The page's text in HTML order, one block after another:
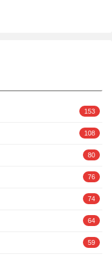
ス/アナル舐め手コキ/タマ
めいいこいいこ手コキ/射
ス/ブラ越し乳首いじり/手
シックスナイン/射精/ザー
位生ハメ/子宮を手で押さ
:128分（2時間8分）◆フ
・mp3/効果音あり・効
ルロゴあり・なし）※効果
してある状態のため、数
承ください。●クレジット
容など◆大人しい後輩が
ど母乳が出ることが特技
ックス！・耐え切れず何
乗位淫語プレイ♪・最後は
り中出し＆種付けフィニ
漫画ページ:24P＋表紙＆
グレースケール処理をした
文…26P （漫画ページ:24P
文がお楽しみいただけま
紙の文字無しデータもこ
おります。セリフで隠れ
など、電子版でのみお楽
153
108
80
76
74
64
59